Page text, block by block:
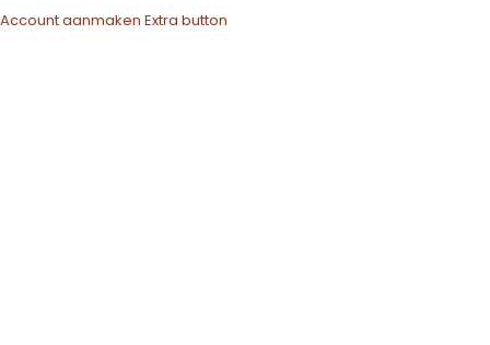
Account aanmaken Extra button